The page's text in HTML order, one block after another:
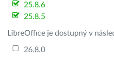
25.8.6
25.8.5
LibreOffice je dostupný v
26.8.0